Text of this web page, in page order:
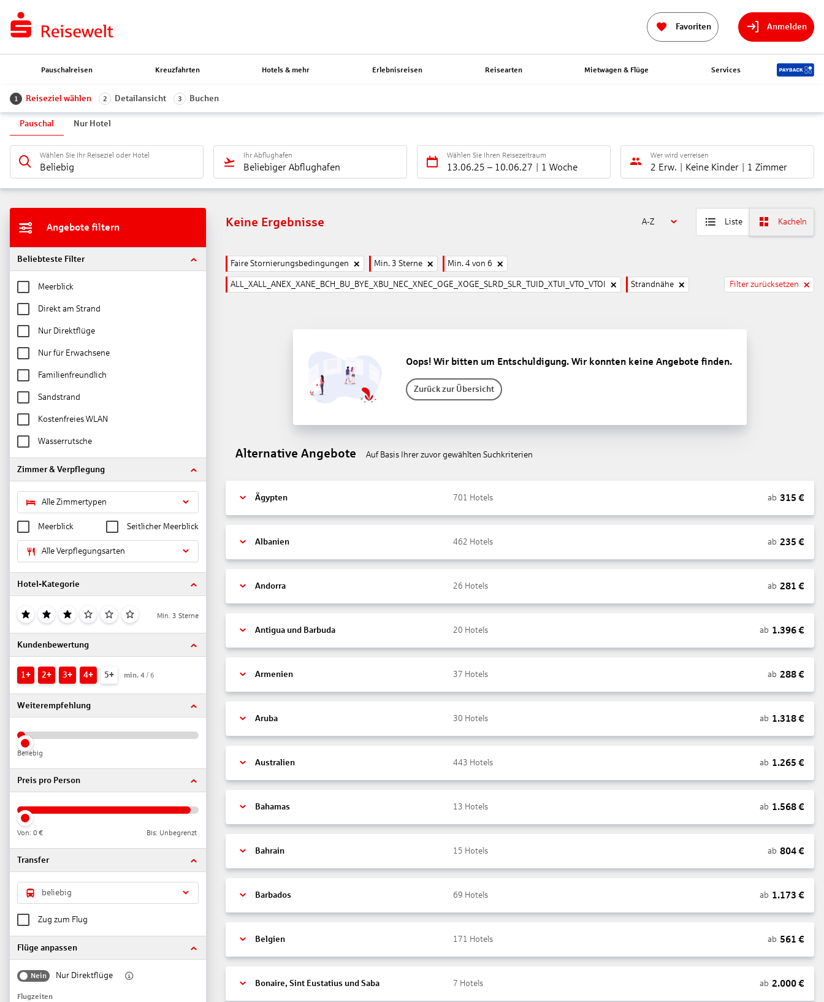
Favoriten Anmelden
Pauschalreisen Kreuzfahrten Hotels & mehr Erlebnisreisen Reisearten Mietwagen & Flüge Services
1 Reiseziel wählen 2 Detailansicht 3 Buchen
Pauschal Nur Hotel
Wählen Sie Ihr Reiseziel oder Hotel
Beliebig
Ihr Abflughafen
Beliebiger Abflughafen
Wählen Sie Ihren Reisezeitraum
13.06.25 – 10.06.27 1 Woche
Wer wird verreisen
2 Erw. Keine Kinder 1 Zimmer
Angebote filtern
Beliebteste Filter
Meerblick
Direkt am Strand
Nur Direktflüge
Nur für Erwachsene
Familienfreundlich
Sandstrand
Kostenfreies WLAN
Wasserrutsche
Zimmer & Verpflegung
Alle Zimmertypen
Meerblick Seitlicher Meerblick
Alle Verpflegungsarten
Hotel-Kategorie
Min. 3 Sterne
Kundenbewertung
1+ 2+ 3+ 4+ 5+ min. 4 / 6
Weiterempfehlung
Beliebig
Preis pro Person
Von: 0 € Bis: Unbegrenzt
Transfer
beliebig
Zug zum Flug
Flüge anpassen
Nein Nur Direktflüge
Flugzeiten
Keine Ergebnisse A-Z Liste Kacheln
Faire Stornierungsbedingungen Min. 3 Sterne Min. 4 von 6
ALL_XALL_ANEX_XANE_BCH_BU_BYE_XBU_NEC_XNEC_OGE_XOGE_SLRD_SLR_TUID_XTUI_VTO_VTOI Strandnähe Filter zurücksetzen
Oops! Wir bitten um Entschuldigung. Wir konnten keine Angebote finden.
Zurück zur Übersicht
Alternative Angebote Auf Basis Ihrer zuvor gewählten Suchkriterien
Ägypten 701 Hotels ab 315 €
Albanien 462 Hotels ab 235 €
Andorra 26 Hotels ab 281 €
Antigua und Barbuda 20 Hotels ab 1.396€
Armenien 37 Hotels ab 288€
Aruba 30 Hotels ab 1.318€
Australien 443 Hotels ab 1.265 €
Bahamas 13 Hotels ab 1.568€
Bahrain 15 Hotels ab 804€
Barbados 69 Hotels ab 1.173 €
Belgien 171 Hotels ab 561 €
Bonaire, Sint Eustatius und Saba 7 Hotels ab 2.000€